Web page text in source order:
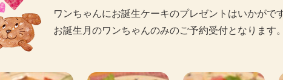
ワンちゃんにお誕生ケーキのプレゼントはいかがで
お誕生月のワンちゃんのみのご予約受付となります